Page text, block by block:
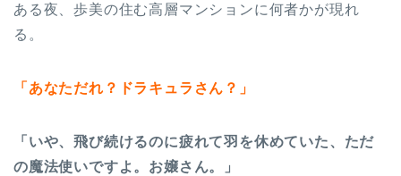
ある夜、歩美の住む高層マンションに何者かが現れ
る。
「あなただれ？ドラキュラさん？」
「いや、飛び続けるのに疲れて羽を休めていた、ただ
の魔法使いですよ。お嬢さん。」